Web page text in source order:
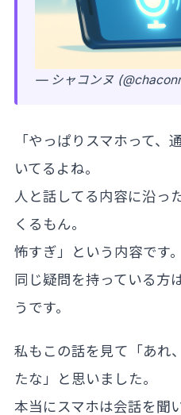
— シャコンヌ
「やっぱりスマホって、
いてるよね。
人と話してる内容に沿っ
くるもん。
怖すぎ」という内容です。
同じ疑問を持っている方
うです。
私もこの話を見て「あれ
たな」と思いました。
本当にスマホは会話を聞